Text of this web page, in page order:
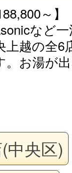
～】
など
越の全
。お湯が
中央区)